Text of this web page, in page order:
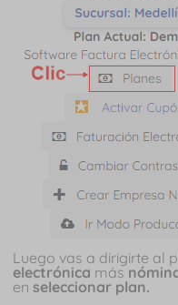
Luego vas a dirigirte al
electrónica más
en seleccionar plan.